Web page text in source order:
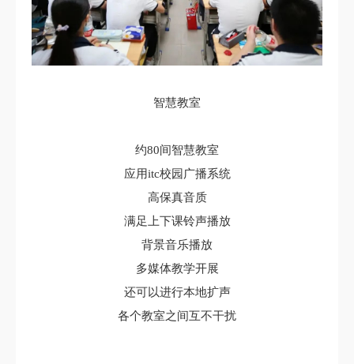
智慧教室
约80间智慧教室
应用itc校园广播系统
高保真音质
满足上下课铃声播放
背景音乐播放
多媒体教学开展
还可以进行本地扩声
各个教室之间互不干扰